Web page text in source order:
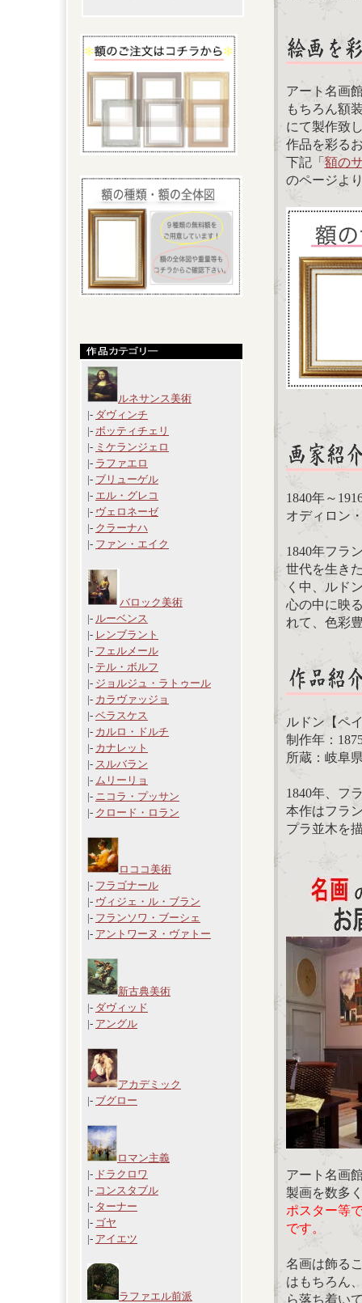
ルネサンス美術
|- ダヴィンチ
|- ボッティチェリ
|- ミケランジェロ
|- ラファエロ
|- ブリューゲル
|- エル・グレコ
|- ヴェロネーゼ
|- クラーナハ
|- ファン・エイク
バロック美術
|- ルーベンス
|- レンブラント
|- フェルメール
|- テル・ボルフ
|- ジョルジュ・ラトゥール
|- カラヴァッジョ
|- ベラスケス
|- カルロ・ドルチ
|- カナレット
|- スルバラン
|- ムリーリョ
|- ニコラ・プッサン
|- クロード・ロラン
ロココ美術
|- フラゴナール
|- ヴィジェ・ル・ブラン
|- フランソワ・ブーシェ
|- アントワーヌ・ヴァトー
新古典美術
|- ダヴィッド
|- アングル
アカデミック
|- ブグロー
ロマン主義
|- ドラクロワ
|- コンスタブル
|- ターナー
|- ゴヤ
|- アイエツ
ラファエル前派
アート名画
もちろん額
にて製作致
作品を彩る
下記「額の
のページよ
1840年～
オディロン
1840年フラ
世代を生き
く中、ルド
心の中に映
れて、色彩
ルドン【ペ
制作年：
所蔵：岐阜
1840年、フ
本作はフラ
プラ並木を
アート名画
製画を数多
ポスター等
です。
名画は飾る
はもちろん
ら落ち着い